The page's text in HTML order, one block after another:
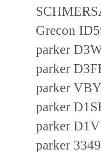
Grecon
parker
parker
parker
parker
parker
parker